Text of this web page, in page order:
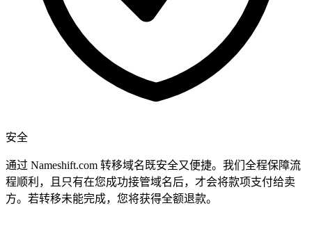
安全
通过 Nameshift.com 转移域名既安全又便捷。我们全程保障流
程顺利，且只有在您成功接管域名后，才会将款项支付给卖
方。若转移未能完成，您将获得全额退款。